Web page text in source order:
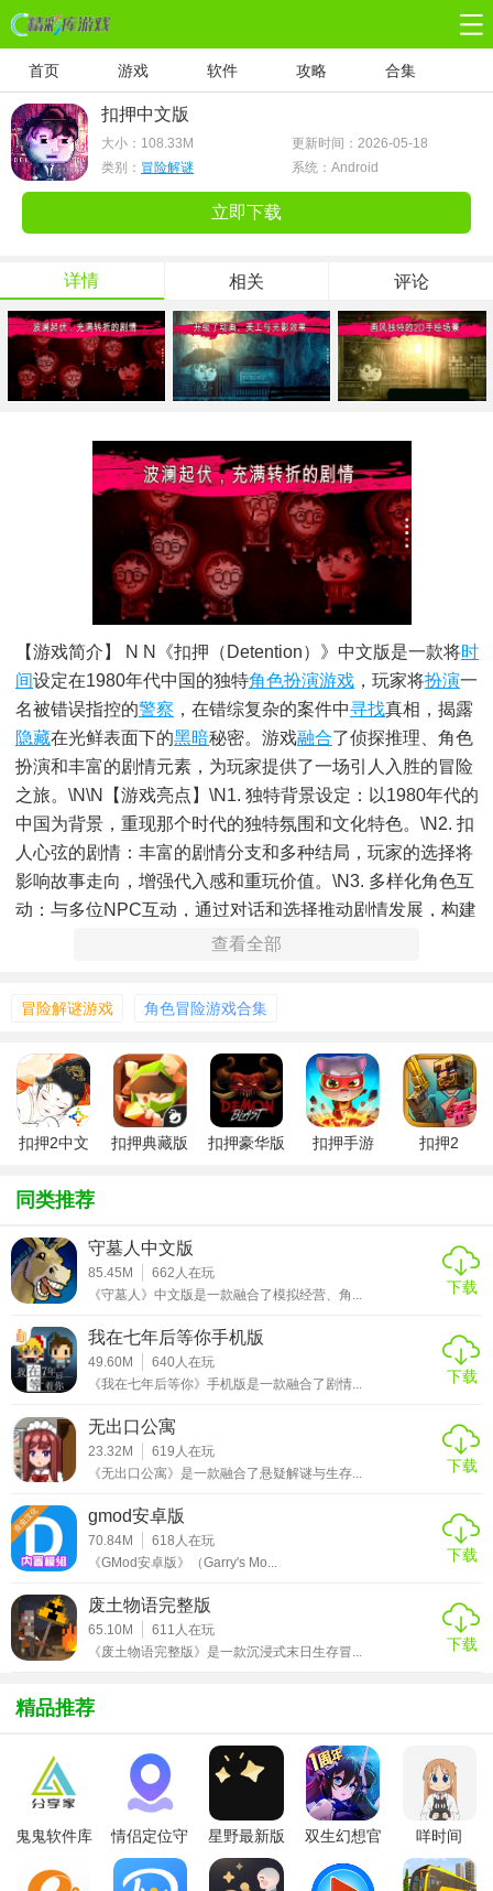
首页 游戏 软件 攻略 合集
扣押中文版
大小： 108.33M
更新时间：2026-05-18
类别： 冒险解谜 系统：Android
立即下载
详情 相关 评论
【游戏简介】 N N《扣押（Detention）》中文版是一款将时
间设定在1980年代中国的独特角色扮演游戏 ，玩家将扮演一
名被错误指控的警察 ，在错综复杂的案件中寻找真相，揭露
隐藏在光鲜表面下的黑暗秘密。游戏融合了侦探推理、角色
扮演和丰富的剧情元素，为玩家提供了一场引人入胜的冒险
之旅。\n\n【游戏亮点】\n1. 独特背景设定：以1980年代的
中国为背景，重现那个时代的独特氛围和文化特色。\n2. 扣
人心弦的剧情：丰富的剧情分支和多种结局，玩家的选择将
影响故事走向，增强代入感和重玩价值。\n3. 多样化角色互
动：与多位NPC互动，通过对话和选择推动剧情发展，构建
复杂的人际关系网。\n\n【游戏功能】\n1. 调查系统：通过
手段。\n4. 多线剧情：根据玩家的选择，游戏分为多个分支
剧情，每个结局都截然不同。\n5. 原声音乐：特别邀请知名
音乐人为游戏创作原声音乐，增强沉浸感。\n\n【游戏技
巧】\n1. 细心观察：注意场景中的每一个细节，这些往往是
时直接询问比旁敲侧击更有效。\n3. 合理分配资源：在有限
评】\n《扣押（Detention）》中文版以其独特的时代背景、
扣人心弦的剧情和丰富的游戏功能赢得了玩家们的广泛好
和音效设计让玩家仿佛置身于那个特殊的年代。虽然游戏流
程较长且有一定难度，但其精彩的故事和引人入胜的推理过
程绝对值得玩家投入时间和精力去体验。对于喜欢侦探推理
和角色扮演的玩家来说，《扣押》无疑是一款不可错过的佳
作。
查看全部
冒险解谜游戏 角色冒险游戏合集
扣押2中文
(distraitn2)
扣押典藏版 扣押豪华版 扣押手游 扣押2
同类推荐
守墓人中文版
85.45M 662 人在玩
《守墓人》中文版是一款融合了模拟经营、角...
下载
我在七年后等你手机版
49.60M 640人在玩
《我在七年后等你》手机版是一款融合了剧情...
下载
无出口公寓
23.32M 619 人在玩
《无出口公寓》是一款融合了悬疑解谜与生存...
下载
gmod安卓版
70.84M 618 人在玩
《GMod安卓版》（Garry's Mo...
下载
废土物语完整版
65.10M 611 人在玩
《废土物语完整版》是一款沉浸式末日生存冒...
下载
精品推荐
鬼鬼软件库
情侣定位守
护软件
星野最新版
双生幻想官
咩时间